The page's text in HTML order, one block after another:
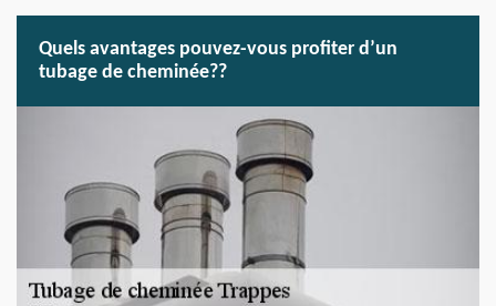
Quels avantages pouvez-vous profiter d’un
tubage de cheminée??